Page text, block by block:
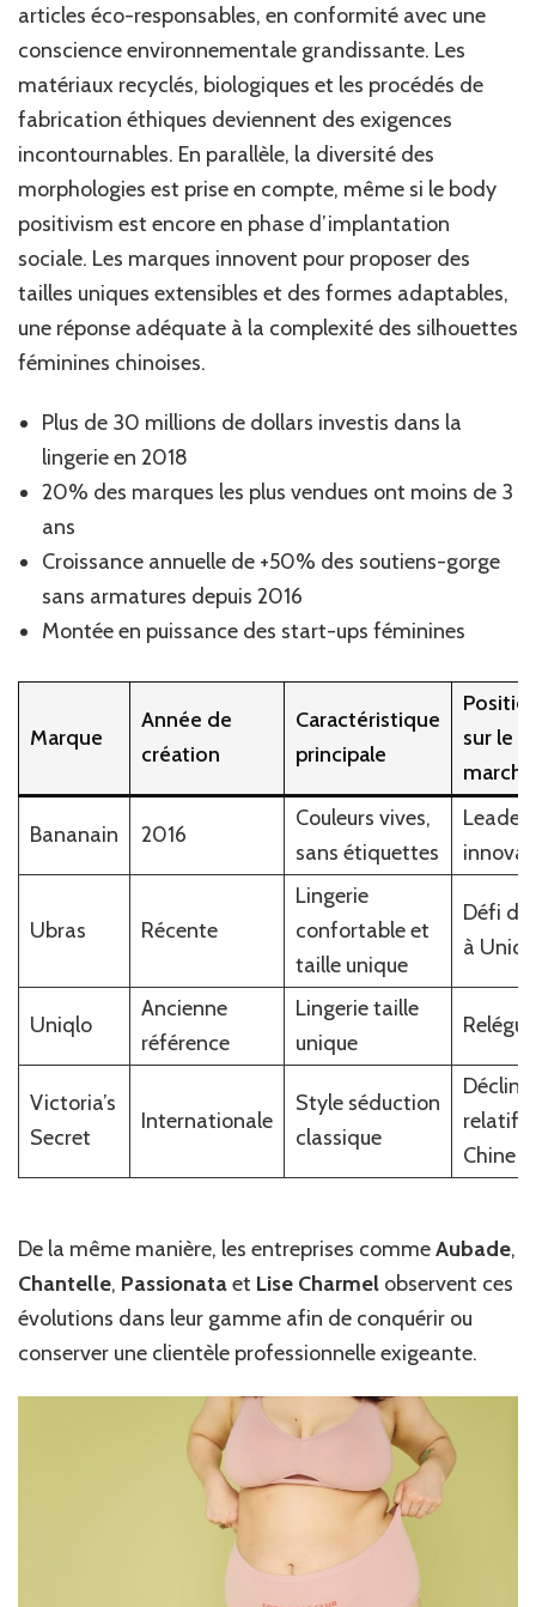
articles éco-responsables, en conformité avec une
conscience environnementale grandissante. Les
matériaux recyclés, biologiques et les procédés de
fabrication éthiques deviennent des exigences
incontournables. En parallèle, la diversité des
morphologies est prise en compte, même si le body
positivism est encore en phase d’implantation
sociale. Les marques innovent pour proposer des
tailles uniques extensibles et des formes adaptables,
une réponse adéquate à la complexité des silhouettes
féminines chinoises.
Plus de 30 millions de dollars investis dans la
lingerie en 2018
20% des marques les plus vendues ont moins de 3
ans
Croissance annuelle de +50% des soutiens-gorge
sans armatures depuis 2016
Montée en puissance des start-ups féminines
Marque
Année de
création
Caractéristique
principale
sur le
marché
Bananain 2016
Couleurs vives,
sans étiquettes
Leader
Ubras Récente
Lingerie
confortable et
taille unique
Défi
à
Uniqlo
Ancienne
référence
Lingerie taille
unique
Relégué
Victoria’s
Secret
Internationale
Style séduction
classique
Déclin
relatif
Chine
De la même manière, les entreprises commeAubade,
Chantelle, Passionataet Lise Charmel observent ces
évolutions dans leur gamme afin de conquérir ou
conserver une clientèle professionnelle exigeante.